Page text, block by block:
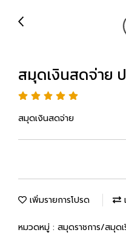
สมุดเงินสดจ่าย
สมุดเงินสดจ่าย
เพิ่มรายการโปรด
หมวดหมู่ : สมุดราชการ/สมุด